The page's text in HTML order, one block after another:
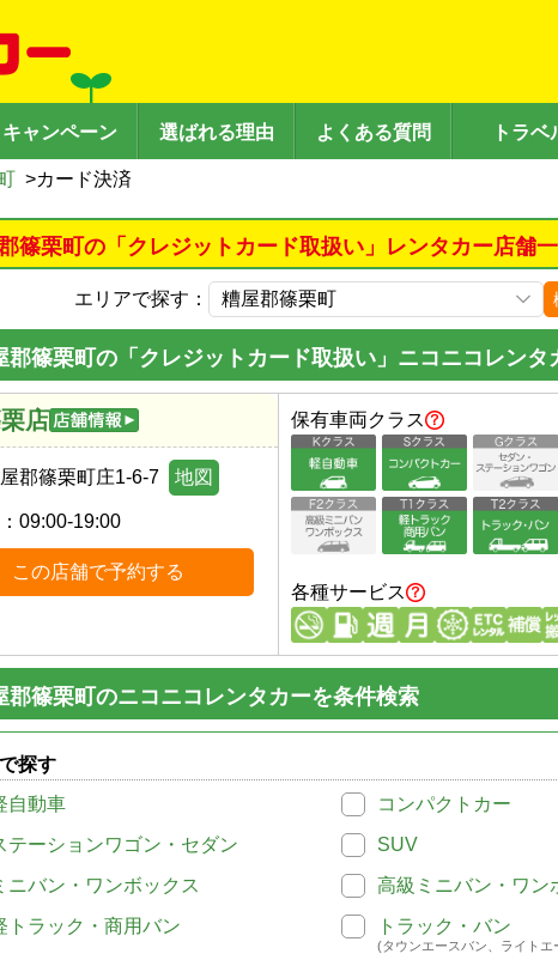
キャンペーン 選ばれる理由 よくある質問 トラベ
>カード決済
篠栗町の「クレジットカード取扱い」レンタカー店舗一
エリアで探す：
郡篠栗町の「クレジットカード取扱い」ニコニコレンタ
店
郡篠栗町庄1-6-7 地図
09:00-19:00
この店舗で予約する
保有車両クラス
各種サービス
郡篠栗町のニコニコレンタカーを条件検索
探す
自動車
コンパクトカー
テーションワゴン・セダン
SUV
ニバン・ワンボックス
高級ミニバン・ワン
トラック・商用バン
トラック・バン
(タウンエースバン、ライトエ